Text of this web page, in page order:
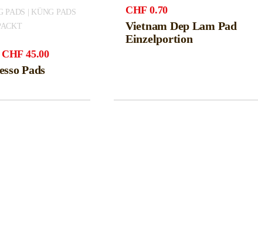
PADS | KÜNG PADS
CHF 45.00Preisspanne:
Pads
CHF 0.70
Vietnam Dep Lam Pad
Einzelportion